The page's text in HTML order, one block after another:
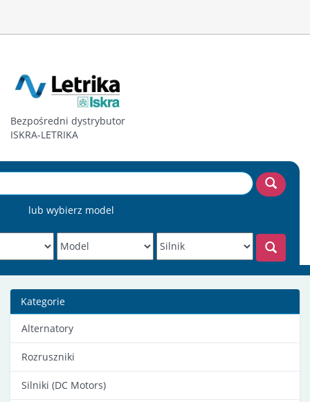
Bezpośredni dystrybutor
ISKRA-LETRIKA
lub wybierz model
Kategorie
Alternatory
Rozruszniki
Silniki (DC Motors)